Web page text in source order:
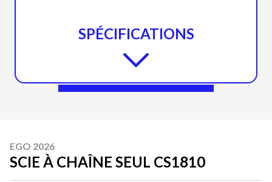
SPÉCIFICATIONS
EGO 2026
SCIE À CHAÎNE SEUL CS1810